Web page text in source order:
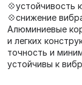
💠устойчивость
💠снижение
Алюминиевые
и легких
точность и
устойчивы к